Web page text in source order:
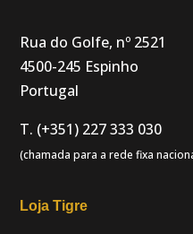
Rua do Golfe, nº 2521
4500-245 Espinho
Portugal
T. (+351) 227 333 030
(chamada para a rede fixa
Loja Tigre